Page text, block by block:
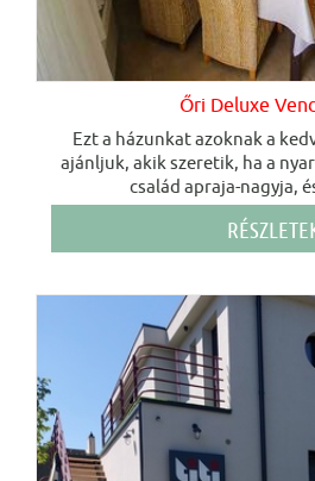
Őri Deluxe
Ezt a házunkat azoknak a
ajánljuk, akik szeretik, ha a
család apraja-nagyja,